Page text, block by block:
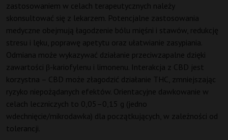
zastosowaniem w celach terapeutycznych należy
skonsultować się z lekarzem. Potencjalne zastosowania
medyczne obejmują łagodzenie bólu mięśni i stawów, redukcję
stresu i lęku, poprawę apetytu oraz ułatwianie zasypiania.
Odmiana może wykazywać działanie przeciwzapalne dzięki
zawartości β-kariofylenu i limonenu. Interakcja z CBD jest
korzystna – CBD może złagodzić działanie THC, zmniejszając
ryzyko niepożądanych efektów. Orientacyjne dawkowanie w
celach leczniczych to 0,05–0,15 g (jedno
wdechnięcie/mikrodawka) dla początkujących, w zależności od
tolerancji.